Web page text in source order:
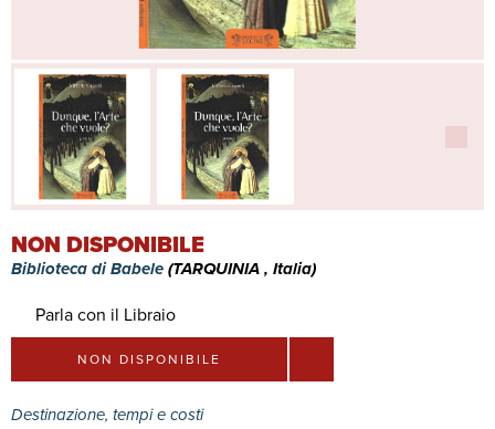
NON DISPONIBILE
Biblioteca di Babele(TARQUINIA , Italia)
Parla con il Libraio
NON DISPONIBILE
Destinazione, tempi e costi